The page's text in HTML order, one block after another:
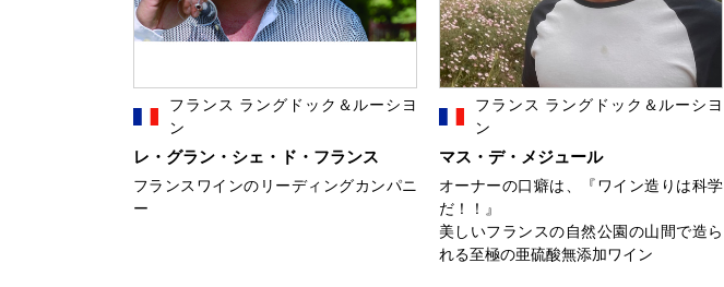
フランス ラングドック＆ルーシヨ
ン
レ・グラン・シェ・ド・フランス
フランスワインのリーディングカンパニ
ー
フランス ラングドック＆ルーシヨ
ン
マス・デ・メジュール
オーナーの口癖は、『ワイン造りは科学
だ！！』
美しいフランスの自然公園の山間で造ら
れる至極の亜硫酸無添加ワイン